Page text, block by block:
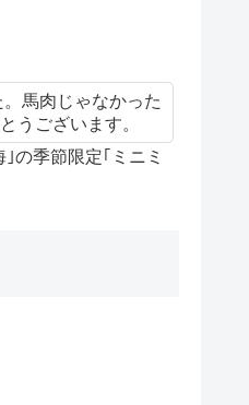
馬肉じゃなかった
うございます。
の季節限定｢ミニミ